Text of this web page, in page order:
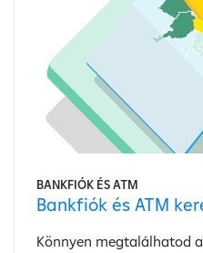
BANKFIÓK ÉS ATM
Bankfiók és ATM
Könnyen megtalálhatod